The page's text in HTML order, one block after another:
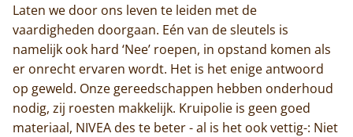
Laten we door ons leven te leiden met de
vaardigheden doorgaan. Eén van de sleutels is
namelijk ook hard ‘Nee’ roepen, in opstand komen als
er onrecht ervaren wordt. Het is het enige antwoord
op geweld. Onze gereedschappen hebben onderhoud
nodig, zij roesten makkelijk. Kruipolie is geen goed
materiaal, NIVEA des te beter - al is het ook vettig-: Niet